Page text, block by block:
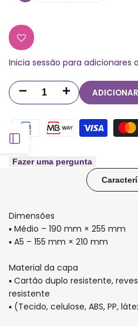
barra
Inicia sessão para adicionares
Diminuir
para
Capa
para
Inteligente
Cool
Aumentar
Capa
para
Inteligente
Fazer uma pergunta
Dimensões
▪ Médio – 190 mm × 255 mm
▪ A5 – 155 mm × 210 mm
Material da capa
▪ Cartão duplo resistente,
resistente
▪ (Tecido, celulose, ABS, PP,